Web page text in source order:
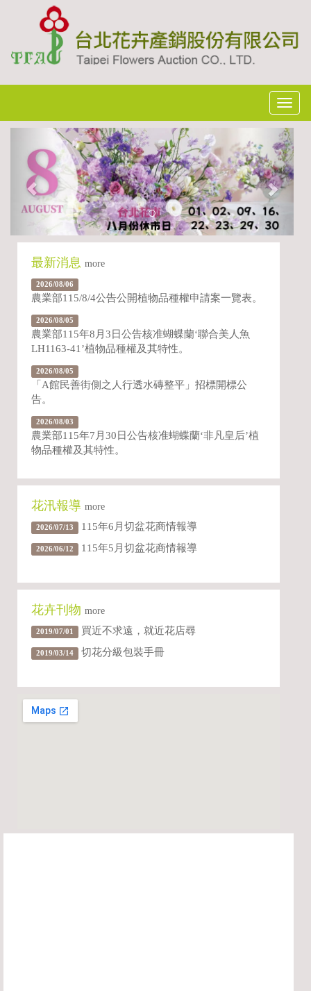
Previous Next
最新消息 more
2026/08/06
農業部115/8/4公告公開植物品種權申請案一覽表。
2026/08/05
農業部115年8月3日公告核准蝴蝶蘭‘聯合美人魚
LH1163-41’植物品種權及其特性。
2026/08/05
「A館民善街側之人行透水磚整平」招標開標公
告。
2026/08/03
農業部115年7月30日公告核准蝴蝶蘭‘非凡皇后’植
物品種權及其特性。
花汛報導 more
2026/07/13 115年6月切盆花商情報導
2026/06/12 115年5月切盆花商情報導
花卉刊物 more
2019/07/01 買近不求遠，就近花店尋
2019/03/14 切花分級包裝手冊